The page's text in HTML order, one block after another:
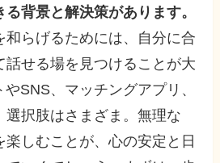
背景と解決策があります。
和らげるためには、自分に合
話せる場を見つけることが大
SNS、マッチングアプリ、
選択肢はさまざま。無理な
楽しむことが、心の安定と日